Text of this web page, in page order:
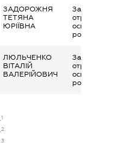
ЗАДОРОЖНЯ
ТЕТЯНА
ЮРІЇВНА
Заробітна плата
отримана за
основним місцем
роботи
ЛЮЛЬЧЕНКО
ВІТАЛІЙ
ВАЛЕРІЙОВИЧ
Заробітна плата
отримана за
основним місцем
роботи